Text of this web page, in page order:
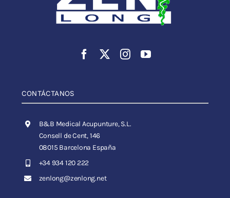
CONTÁCTANOS
B&B Medical Acupunture, S.L.
Consell de Cent, 146
08015 Barcelona España
+34 934 120 222
zenlong@zenlong.net